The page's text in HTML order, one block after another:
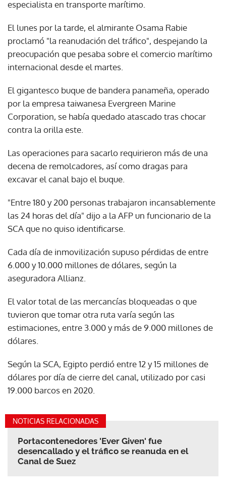
especialista en transporte marítimo.
El lunes por la tarde, el almirante Osama Rabie
proclamó "la reanudación del tráfico", despejando la
preocupación que pesaba sobre el comercio marítimo
internacional desde el martes.
El gigantesco buque de bandera panameña, operado
por la empresa taiwanesa Evergreen Marine
Corporation, se había quedado atascado tras chocar
contra la orilla este.
Las operaciones para sacarlo requirieron más de una
decena de remolcadores, así como dragas para
excavar el canal bajo el buque.
"Entre 180 y 200 personas trabajaron incansablemente
las 24 horas del día" dijo a la AFP un funcionario de la
SCA que no quiso identificarse.
Cada día de inmovilización supuso pérdidas de entre
6.000 y 10.000 millones de dólares, según la
aseguradora Allianz.
El valor total de las mercancías bloqueadas o que
tuvieron que tomar otra ruta varía según las
estimaciones, entre 3.000 y más de 9.000 millones de
dólares.
Según la SCA, Egipto perdió entre 12 y 15 millones de
dólares por día de cierre del canal, utilizado por casi
19.000 barcos en 2020.
NOTICIAS RELACIONADAS
Portacontenedores 'Ever Given' fue
desencallado y el tráfico se reanuda en el
Canal de Suez